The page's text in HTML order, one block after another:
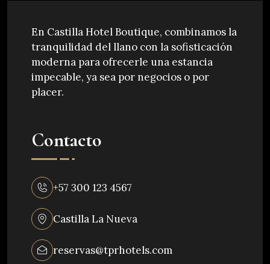
En Castilla Hotel Boutique, combinamos la
tranquilidad del llano con la sofisticación
moderna para ofrecerle una estancia
impecable, ya sea por negocios o por
placer.
Contacto
+57 300 123 4567
Castilla La Nueva
reservas@tprhotels.com